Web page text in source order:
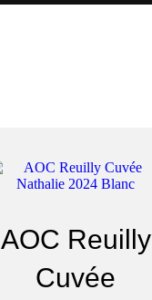
AOC Reuilly
Cuvée